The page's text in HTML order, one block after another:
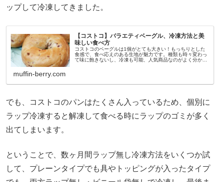
ップして冷凍してきました。
【コストコ】バラエティベーグル、冷凍方法と美
味しい食べ方
コストコのベーグルは1個がとても大きい！もっちりとした
食感で、食べ応えのある生地が魅力です。種類も時々変わっ
て味に飽きないし、冷凍も可能、人気商品なのがよく分かり
muffin-berry.com
でも、コストコのパンはたくさん入っているため、個別に
ラップ冷凍すると解凍して食べる時にラップのゴミが多く
出てしまいます。
ということで、数ヶ月間ラップ無し冷凍方法をいくつか試
して、プレーンタイプでも具やトッピングが入ったタイプ